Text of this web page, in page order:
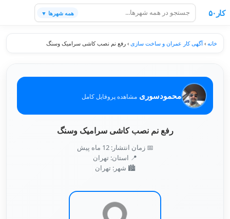
کار۵۰ همه شهرها ▼
خانه ›آگهی کار عمران و ساخت سازی › رفع نم نصب کاشی سرامیک وسنگ
محمودسوری مشاهده پروفایل کامل
رفع نم نصب کاشی سرامیک وسنگ
📅 زمان انتشار: 12 ماه پیش
📍 استان: تهران
🏙️ شهر: تهران